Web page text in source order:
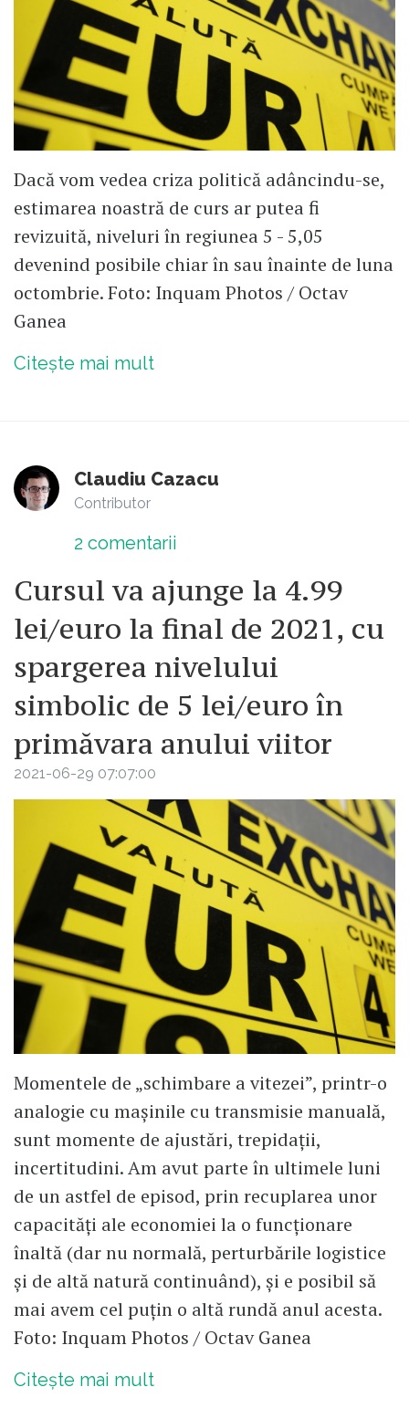
Dacă vom vedea criza politică adâncindu-se,
estimarea noastră de curs ar putea fi
revizuită, niveluri în regiunea 5 - 5,05
devenind posibile chiar în sau înainte de luna
octombrie. Foto: Inquam Photos / Octav
Ganea
Citește mai mult
Claudiu Cazacu
Contributor
2 comentarii
Cursul va ajunge la 4.99
lei/euro la final de 2021, cu
spargerea nivelului
simbolic de 5 lei/euro în
primăvara anului viitor
2021-06-29 07:07:00
Momentele de „schimbare a vitezei”, printr-o
analogie cu mașinile cu transmisie manuală,
sunt momente de ajustări, trepidații,
incertitudini. Am avut parte în ultimele luni
de un astfel de episod, prin recuplarea unor
capacități ale economiei la o funcționare
înaltă (dar nu normală, perturbările logistice
și de altă natură continuând), și e posibil să
mai avem cel puțin o altă rundă anul acesta.
Foto: Inquam Photos / Octav Ganea
Citește mai mult